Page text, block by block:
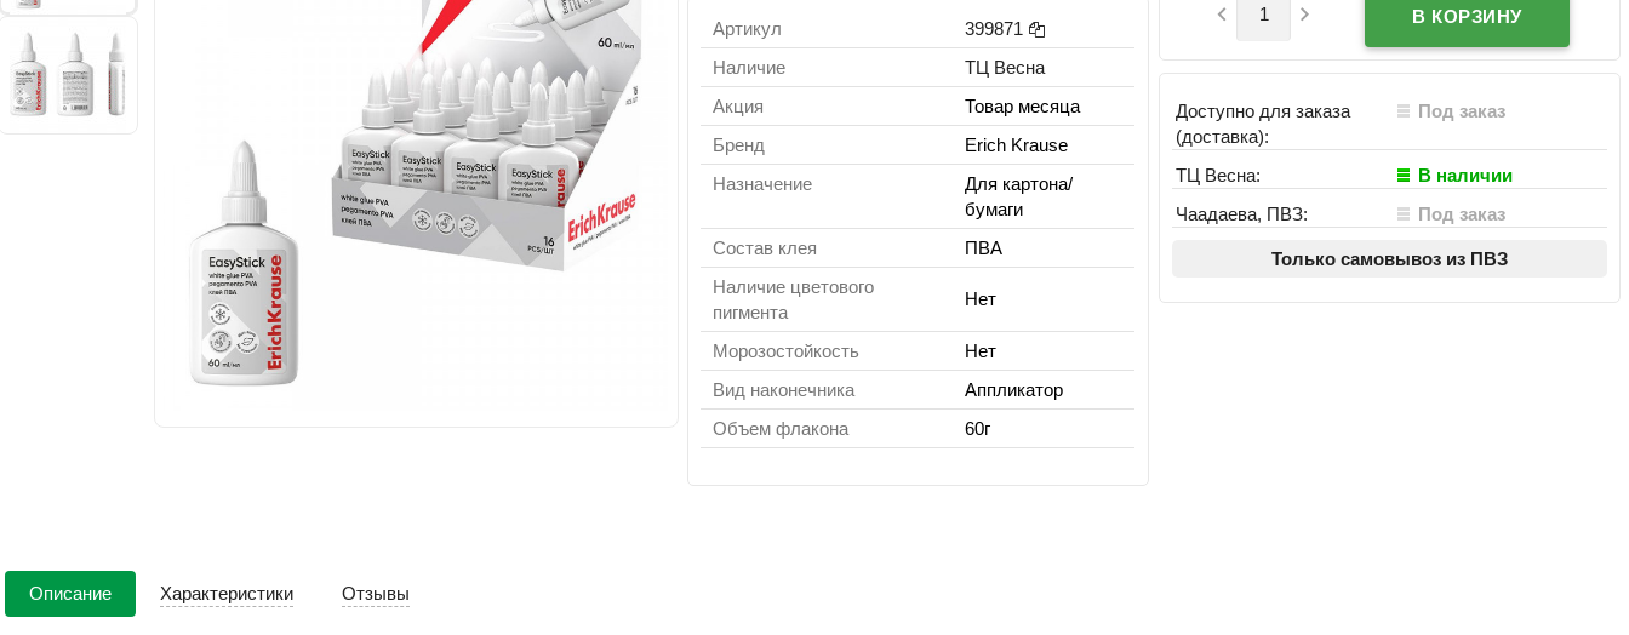
Артикул
399871
Наличие
ТЦ Весна
Акция
Товар месяца
Бренд
Erich Krause
Назначение
Для картона/
бумаги
Состав клея
ПВА
Наличие цветового
пигмента
Нет
Морозостойкость
Нет
Вид наконечника
Аппликатор
Объем флакона
60г
 
Доступно для заказа
(доставка):
Под заказ
ТЦ Весна:
В наличии
Чаадаева, ПВЗ:
Под заказ
Только самовывоз из ПВЗ
Описание Характеристики Отзывы